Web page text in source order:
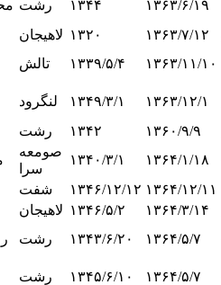
رشت ۱۳۴۴ ۱۳۶۳/۶/۱۹
لاهیجان ۱۳۲۰ ۱۳۶۳/۷/۱۲
تالش ۱۳۳۹/۵/۴ ۱۳۶۳/۱۱/۱۰
لنگرود ۱۳۴۹/۳/۱ ۱۳۶۳/۱۲/۱
رشت ۱۳۴۲ ۱۳۶۰/۹/۹
صومعه
سرا
۱۳۴۰/۳/۱ ۱۳۶۴/۱/۱۸
شفت ۱۳۴۶/۱۲/۱۲ ۱۳۶۴/۱۲/۱۱
لاهیجان ۱۳۴۶/۵/۲ ۱۳۶۴/۳/۱۴
رشت ۱۳۴۳/۶/۲۰ ۱۳۶۴/۵/۷
رشت ۱۳۴۵/۶/۱۰ ۱۳۶۴/۵/۷